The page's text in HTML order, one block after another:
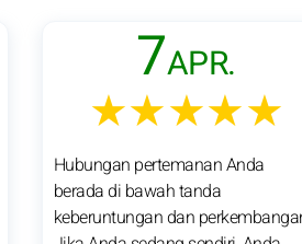
7APR.
★★★★★
Hubungan pertemanan Anda
berada di bawah tanda
keberuntungan dan